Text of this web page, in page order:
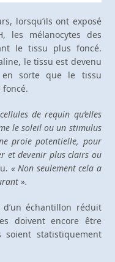
lorsqu’ils ont exposé
les mélanocytes des
le tissu plus foncé.
le tissu est devenu
sorte que le tissu
de requin qu’elles
le soleil ou un stimulus
proie potentielle, pour
et devenir plus clairs ou
« Non seulement cela a
».
échantillon réduit
doivent encore être
statistiquement